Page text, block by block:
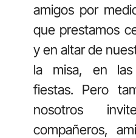
amigos por
que prestamos
y en altar de
la misa, en las
fiestas. Pero
nosotros
compañeros,